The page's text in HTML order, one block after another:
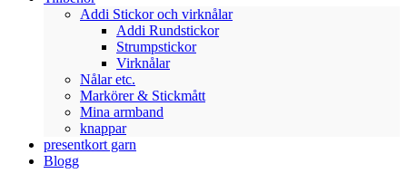
Addi Stickor och virknålar
Addi Rundstickor
Strumpstickor
Virknålar
Nålar etc.
Markörer & Stickmått
Mina armband
knappar
presentkort garn
Blogg